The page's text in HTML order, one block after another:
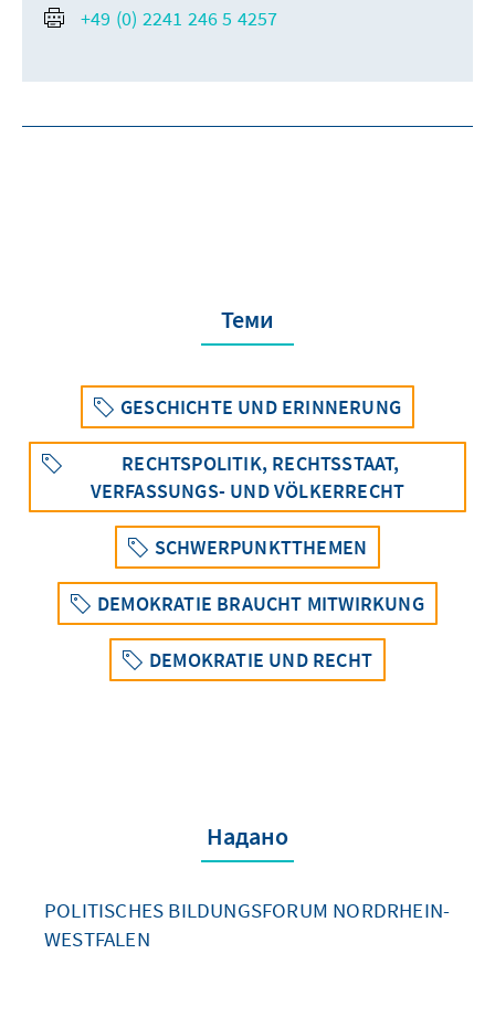
+49 (0) 2241 246 5 4257
Теми
GESCHICHTE UND ERINNERUNG
RECHTSPOLITIK, RECHTSSTAAT,
VERFASSUNGS- UND VÖLKERRECHT
SCHWERPUNKTTHEMEN
DEMOKRATIE BRAUCHT MITWIRKUNG
DEMOKRATIE UND RECHT
Надано
POLITISCHES BILDUNGSFORUM NORDRHEIN-
WESTFALEN